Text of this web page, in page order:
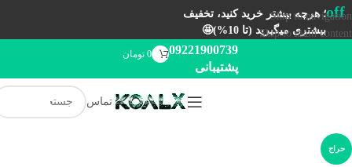
Skip to navigation
Skip to main content
off؛ هرچه بیشتر خرید کنید، تخفیف
بیشتری میگیرید (تا 10%)🤩
09221900739
پشتیبانی
0 تومان
تماس
حراج